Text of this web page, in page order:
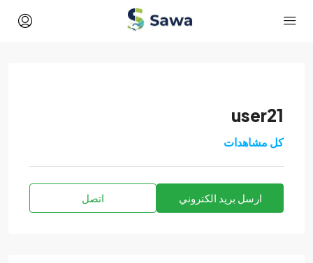
user21
كل مشاهدات
ارسل بريد الكتروني اتصل